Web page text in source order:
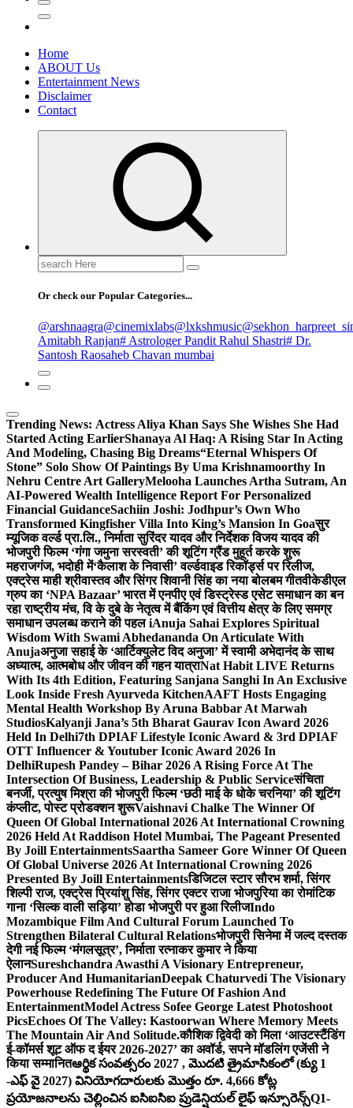
Home
ABOUT Us
Entertainment News
Disclaimer
Contact
Search
for:
Or check our Popular Categories...
@arshnaagra@cinemixlabs@lxkshmusic
Amitabh Ranjan# Astrologer Pandit Rahul Shastri# Dr.
Santosh Raosaheb Chavan mumbai
Trending News: Actress Aliya Khan Says She Wishes She Had
Started Acting EarlierShanaya Al Haq: A Rising Star In Acting
And Modeling, Chasing Big Dreams“Eternal Whispers Of
Stone” Solo Show Of Paintings By Uma Krishnamoorthy In
Nehru Centre Art GalleryMelooha Launches Artha Sutram, An
AI-Powered Wealth Intelligence Report For Personalized
Financial GuidanceSachiin Joshi: Jodhpur’s Own Who
Transformed Kingfisher Villa Into King’s Mansion In Goaसुर
म्यूजिक वर्ल्ड प्रा.लि., निर्माता सुरिंदर यादव और निर्देशक विजय यादव की
भोजपुरी फिल्म ‘गंगा जमुना सरस्वती’ की शूटिंग ग्रैंड मुहूर्त करके शुरू
महराजगंज, भदोही में‘कैलाश के निवासी’ वर्ल्डवाइड रिकॉर्ड्स पर रिलीज,
एक्ट्रेस माही श्रीवास्तव और सिंगर शिवानी सिंह का नया बोलबम गीतवीकेडीएल
ग्रुप का ‘NPA Bazaar’ भारत में एनपीए एवं डिस्ट्रेस्ड एसेट समाधान का बन
रहा राष्ट्रीय मंच, वि के दुबे के नेतृत्व में बैंकिंग एवं वित्तीय क्षेत्र के लिए समग्र
समाधान उपलब्ध कराने की पहल iAnuja Sahai Explores Spiritual
Wisdom With Swami Abhedananda On Articulate With
Anujaअनुजा सहाई के ‘आर्टिक्युलेट विद अनुजा’ में स्वामी अभेदानंद के साथ
अध्यात्म, आत्मबोध और जीवन की गहन यात्राNat Habit LIVE Returns
With Its 4th Edition, Featuring Sanjana Sanghi In An Exclusive
Look Inside Fresh Ayurveda KitchenAAFT Hosts Engaging
Mental Health Workshop By Aruna Babbar At Marwah
StudiosKalyanji Jana’s 5th Bharat Gaurav Icon Award 2026
Held In Delhi7th DPIAF Lifestyle Iconic Award & 3rd DPIAF
OTT Influencer & Youtuber Iconic Award 2026 In
DelhiRupesh Pandey – Bihar 2026 A Rising Force At The
Intersection Of Business, Leadership & Public Serviceसंचिता
बनर्जी, प्रत्युष मिश्रा की भोजपुरी फिल्म ‘छठी माई के धोके चरनिया’ की शूटिंग
कंप्लीट, पोस्ट प्रोडक्शन शुरूVaishnavi Chalke The Winner Of
Queen Of Global International 2026 At International Crowning
2026 Held At Raddison Hotel Mumbai, The Pageant Presented
By Joill EntertainmentsSaartha Sameer Gore Winner Of Queen
Of Global Universe 2026 At International Crowning 2026
Presented By Joill Entertainmentsडिजिटल स्टार सौरभ शर्मा, सिंगर
शिल्पी राज, एक्ट्रेस प्रियांशु सिंह, सिंगर एक्टर राजा भोजपुरिया का रोमांटिक
गाना ‘सिल्क वाली सड़िया’ होडा भोजपुरी पर हुआ रिलीजIndo
Mozambique Film And Cultural Forum Launched To
Strengthen Bilateral Cultural Relationsभोजपुरी सिनेमा में जल्द दस्तक
देगी नई फिल्म ‘मंगलसूत्र’, निर्माता रत्नाकर कुमार ने किया
ऐलानSureshchandra Awasthi A Visionary Entrepreneur,
Producer And HumanitarianDeepak Chaturvedi The Visionary
Powerhouse Redefining The Future Of Fashion And
EntertainmentModel Actress Sofee George Latest Photoshoot
PicsEchoes Of The Valley: Kastoorwan Where Memory Meets
The Mountain Air And Solitude.कौशिक द्विवेदी को मिला ‘आउटस्टैंडिंग
ई-कॉमर्स शूट ऑफ द ईयर 2026-2027’ का अवॉर्ड, सपने मॉडलिंग एजेंसी ने
किया सम्मानितఆర్థిక సంవత్సరం 2027 , మొదటి త్రైమాసికంలో (క్యు 1
-ఎఫ్ వై 2027) వినియోగదారులకు మొత్తం రూ. 4,666 కోట్ల
ప్రయోజనాలను చెల్లించిన ఐసిఐసిఐ ప్రుడెన్షియల్ లైఫ్ ఇన్సూరెన్స్Q1-